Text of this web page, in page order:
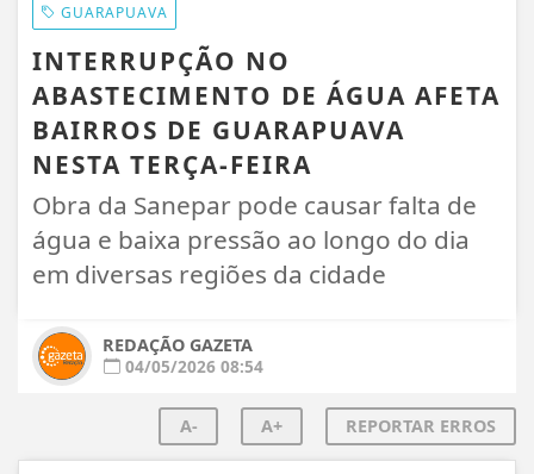
GUARAPUAVA
INTERRUPÇÃO NO
ABASTECIMENTO DE ÁGUA AFETA
BAIRROS DE GUARAPUAVA
NESTA TERÇA-FEIRA
Obra da Sanepar pode causar falta de
água e baixa pressão ao longo do dia
em diversas regiões da cidade
REDAÇÃO GAZETA
04/05/2026 08:54
A- A+ REPORTAR ERROS